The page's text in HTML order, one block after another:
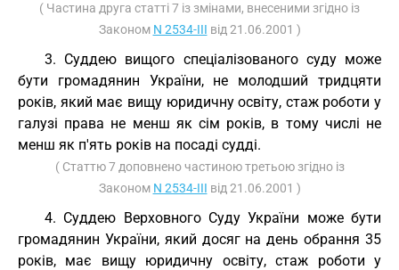
( Частина друга статті 7 із змінами, внесеними згідно із
Законом N 2534-III від 21.06.2001 )
3. Суддею вищого спеціалізованого суду може
бути громадянин України, не молодший тридцяти
років, який має вищу юридичну освіту, стаж роботи у
галузі права не менш як сім років, в тому числі не
менш як п'ять років на посаді судді.
( Статтю 7 доповнено частиною третьою згідно із
Законом N 2534-III від 21.06.2001 )
4. Суддею Верховного Суду України може бути
громадянин України, який досяг на день обрання 35
років, має вищу юридичну освіту, стаж роботи у